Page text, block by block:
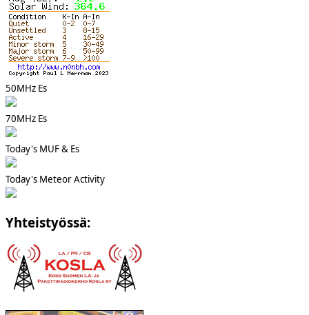
50MHz Es
70MHz Es
Today's MUF & Es
Today's Meteor Activity
Yhteistyössä: